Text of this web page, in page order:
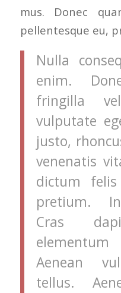
mus. Donec
pellentesque eu,
Nulla
enim.
fringilla
vulputate
justo,
venenatis
dictum
pretium.
Cras
Aenean
tellus.